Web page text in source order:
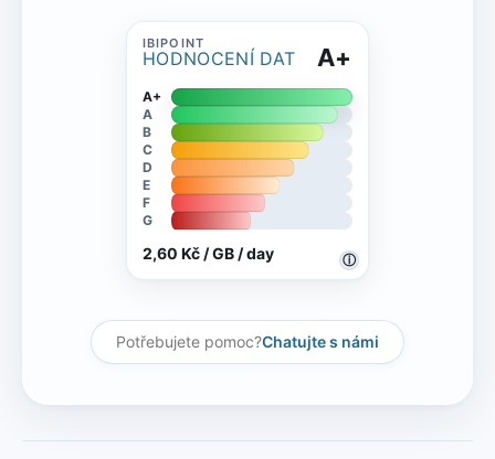
HODNOCENÍ DAT
ⓘ
A+
A+
A
B
C
D
E
F
G
2,60 Kč / GB / day
Potřebujete pomoc?Chatujte s námi